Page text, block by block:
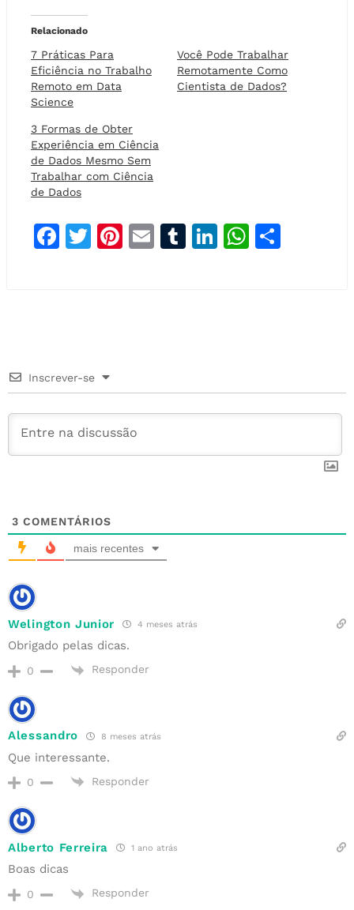
Relacionado
7 Práticas Para
Eficiência no Trabalho
Remoto em Data
Science
Você Pode Trabalhar
Remotamente Como
Cientista de Dados?
3 Formas de Obter
Experiência em Ciência
de Dados Mesmo Sem
Trabalhar com Ciência
de Dados
F
o
k
T
Pi
st
E
T
Li W
p
Inscrever-se
3 COMENTÁRIOS
mais recentes
Welington Junior 4 meses atrás
Obrigado pelas dicas.
0 Responder
Alessandro 8 meses atrás
Que interessante.
0 Responder
Alberto Ferreira 1 ano atrás
Boas dicas
0 Responder